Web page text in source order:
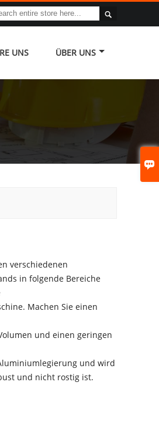


UNS ÜBER UNS
verschiedenen
in folgende Bereiche
Machen Sie einen
und einen geringen
und wird
und nicht rostig ist.